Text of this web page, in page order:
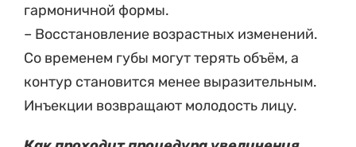
гармоничной формы.
– Восстановление возрастных изменений.
Со временем губы могут терять объём, а
контур становится менее выразительным.
Инъекции возвращают молодость лицу.